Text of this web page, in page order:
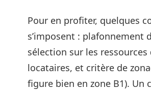
Pour en profiter, quelques
s’imposent : plafonnement
sélection sur les ressources
locataires, et critère de
figure bien en zone B1). Un